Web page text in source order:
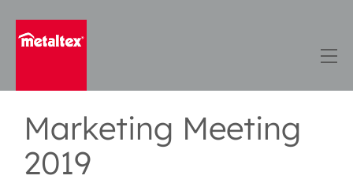
Marketing Meeting
2019